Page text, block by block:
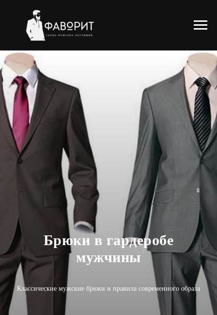
Брюки в гардеробе
мужчины
Классические мужские брюки и правила современного образа